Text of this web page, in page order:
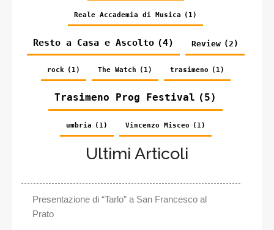
Reale Accademia di Musica (1)
Resto a Casa e Ascolto (4) Review (2)
rock (1) The Watch (1) trasimeno (1)
Trasimeno Prog Festival (5)
umbria (1) Vincenzo Misceo (1)
Ultimi Articoli
Presentazione di “Tarlo” a San Francesco al
Prato